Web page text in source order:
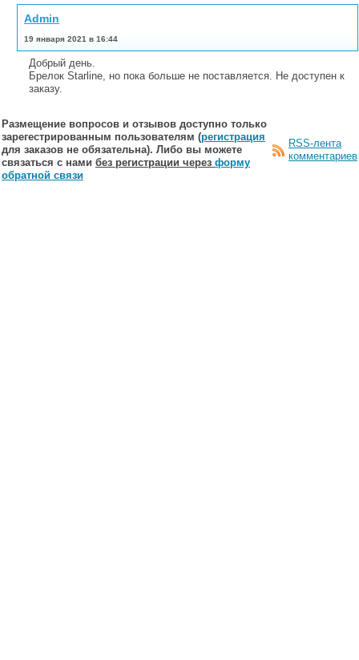
Admin
19 января 2021 в 16:44
Добрый день.
Брелок Starline, но пока больше не поставляется. Не доступен к
заказу.
Размещение вопросов и отзывов доступно только
зарегестрированным пользователям (регистрация
для заказов не обязательна). Либо вы можете
связаться с нами без регистрации через форму
обратной связи
RSS-лента
комментариев